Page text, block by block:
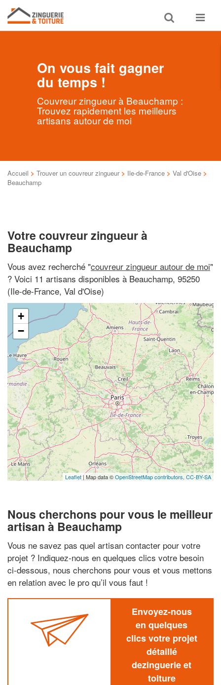
Toggle
search
Toggle
On vous fait gagner
du temps !
Couvreur zingueur à Beauchamp :
Trouvez rapidement les meilleurs
artisans autour de moi
Accueil > Trouver un couvreur zingueur > Ile-de-France > Val d'Oise >
Beauchamp
Votre couvreur zingueur à
Beauchamp
Vous avez recherché "couvreur zingueur autour de moi"
? Voici 11 artisans disponibles à Beauchamp, 95250
(Ile-de-France, Val d'Oise)
+
−
Leaflet| Map data ©OpenStreetMap contributors, CC-BY-SA
Nous cherchons pour vous le meilleur
artisan à Beauchamp
Vous ne savez pas quel artisan contacter pour votre
projet ? Indiquez-nous en quelques clics votre besoin
ci-dessous, nous cherchons pour vous et vous mettons
en relation avec le pro qu’il vous faut !
Envoyez-nous
en quelques
clics votre projet
détaillé
dezinguerie et
toiture